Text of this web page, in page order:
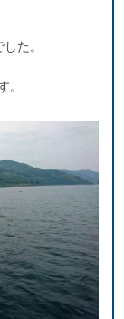
た。
。